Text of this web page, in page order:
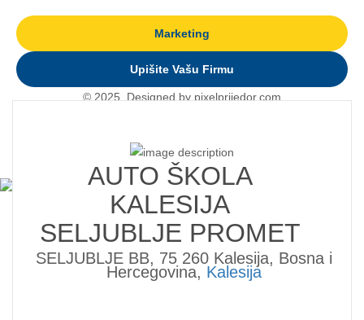
Marketing
Upišite Vašu Firmu
© 2025. Designed by pixelprijedor.com
AUTO ŠKOLA
KALESIJA
SELJUBLJE PROMET
SELJUBLJE BB, 75 260 Kalesija, Bosna i
Hercegovina, Kalesija